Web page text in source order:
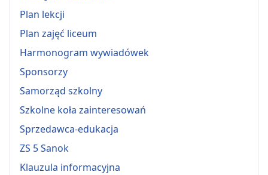
Plan lekcji
Plan zajęć liceum
Harmonogram wywiadówek
Sponsorzy
Samorząd szkolny
Szkolne koła zainteresowań
Sprzedawca-edukacja
ZS 5 Sanok
Klauzula informacyjna